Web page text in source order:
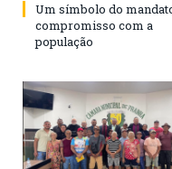
Um símbolo do
compromisso com a
população